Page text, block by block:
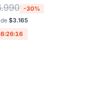
-30%
de $3.165